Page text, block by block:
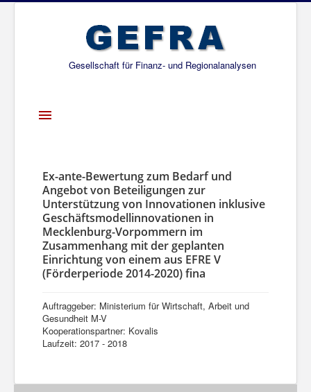
Gesellschaft für Finanz- und Regionalanalysen
Toggle
Über uns
Projekte
Publikationen
Gesellschafter
Netzwerk
Ex-ante-Bewertung zum Bedarf und
Angebot von Beteiligungen zur
Unterstützung von Innovationen inklusive
Geschäftsmodellinnovationen in
Mecklenburg-Vorpommern im
Zusammenhang mit der geplanten
Einrichtung von einem aus EFRE V
(Förderperiode 2014-2020) fina
Auftraggeber: Ministerium für Wirtschaft, Arbeit und
Gesundheit M-V
Kooperationspartner: Kovalis
Laufzeit: 2017 - 2018